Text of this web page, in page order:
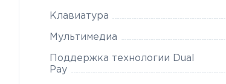
Клавиатура
Мультимедиа
Поддержка технологии Dual
Pay